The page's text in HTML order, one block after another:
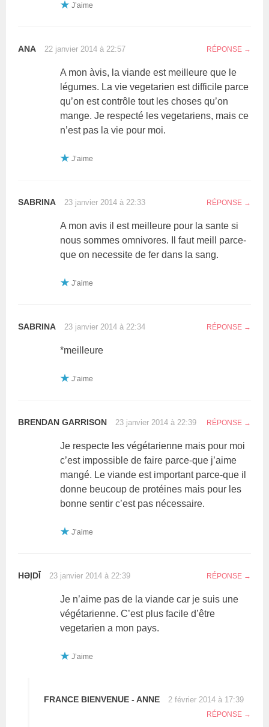
J’aime
ANA 22 janvier 2014 à 22:57 RÉPONSE
A mon àvis, la viande est meilleure que le
légumes. La vie vegetarien est difficile parce
qu’on est contrôle tout les choses qu’on
mange. Je respecté les vegetariens, mais ce
n’est pas la vie pour moi.
J’aime
SABRINA 23 janvier 2014 à 22:33 RÉPONSE
A mon avis il est meilleure pour la sante si
nous sommes omnivores. Il faut meill parce-
que on necessite de fer dans la sang.
J’aime
SABRINA 23 janvier 2014 à 22:34 RÉPONSE
*meilleure
J’aime
BRENDAN GARRISON 23 janvier 2014 à 22:39 RÉPONSE
Je respecte les végétarienne mais pour moi
c’est impossible de faire parce-que j’aime
mangé. Le viande est important parce-que il
donne beucoup de protéines mais pour les
bonne sentir c’est pas nécessaire.
J’aime
HƏĮDĪ 23 janvier 2014 à 22:39 RÉPONSE
Je n’aime pas de la viande car je suis une
végétarienne. C’est plus facile d’être
vegetarien a mon pays.
J’aime
FRANCE BIENVENUE - ANNE 2 février 2014 à 17:39
RÉPONSE